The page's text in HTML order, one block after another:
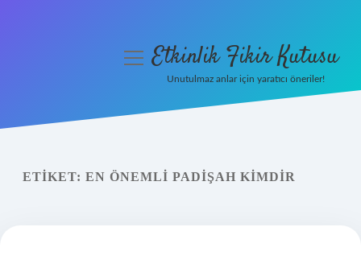
Yasal Uyarı
menüyüEtkinlik Fikir Kutusu
Unutulmaz anlar için yaratıcı öneriler!
ETIKET: EN ÖNEMLI PADIŞAH KIMDIR